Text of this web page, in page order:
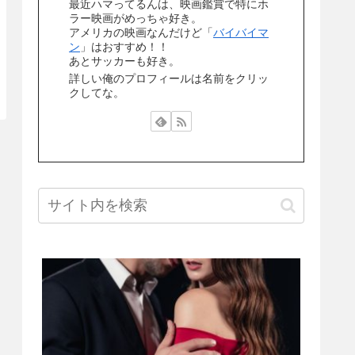
最近ハマってるんは、映画鑑賞で特にホ
ラー映画がめっちゃ好き。
アメリカの映画なんだけど「バイバイマ
ン 」はおすすめ！！
あとサッカーも好き。
詳しい俺のプロフィールは名前をクリッ
クしてな。